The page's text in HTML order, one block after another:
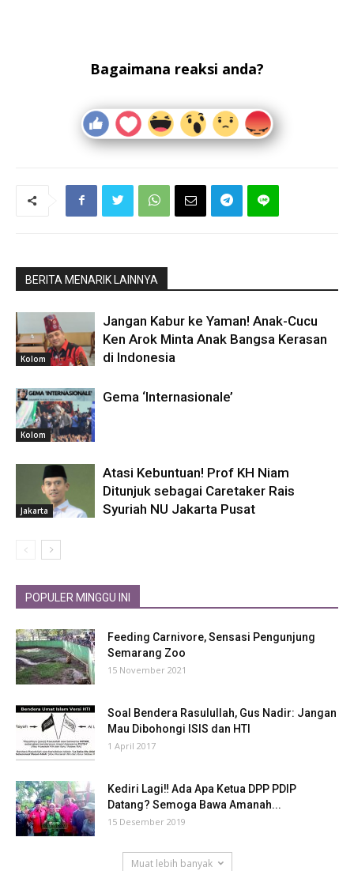
Bagaimana reaksi anda?
BERITA MENARIK LAINNYA
Kolom
Jangan Kabur ke Yaman! Anak-Cucu
Ken Arok Minta Anak Bangsa Kerasan
di Indonesia
Kolom
Gema ‘Internasionale’
Jakarta
Atasi Kebuntuan! Prof KH Niam
Ditunjuk sebagai Caretaker Rais
Syuriah NU Jakarta Pusat
POPULER MINGGU INI
Feeding Carnivore, Sensasi Pengunjung
Semarang Zoo
15 November 2021
Soal Bendera Rasulullah, Gus Nadir: Jangan
Mau Dibohongi ISIS dan HTI
1 April 2017
Kediri Lagi‼ Ada Apa Ketua DPP PDIP
Datang? Semoga Bawa Amanah...
15 Desember 2019
Muat lebih banyak